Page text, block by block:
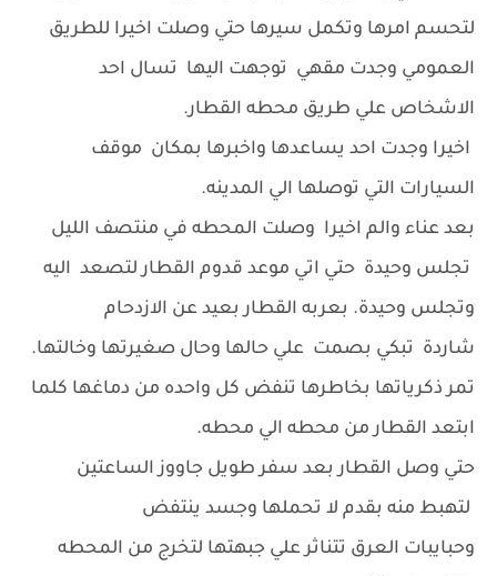
لتحسم امرها وتكمل سيرها حتي وصلت اخيرا للطريق
العمومي وجدت مقهي توجهت اليها تسال احد
الاشخاص علي طريق محطه القطار.
اخيرا وجدت احد يساعدها واخبرها بمكان موقف
السيارات التي توصلها الي المدينه.
بعد عناء والم اخيرا وصلت المحطه في منتصف الليل
تجلس وحيدة حتي اتي موعد قدوم القطار لتصعد اليه
وتجلس وحيدة. بعربه القطار بعيد عن الازدحام
شاردة تبكي بصمت علي حالها وحال صغيرتها وخالتها.
تمر ذكرياتها بخاطرها تنفض كل واحده من دماغها كلما
ابتعد القطار من محطه الي محطه.
حتي وصل القطار بعد سفر طويل جاووز الساعتين
لتهبط منه بقدم لا تحملها وجسد ينتفض
وحبايبات العرق تتناثر علي جبهتها لتخرج من المحطه